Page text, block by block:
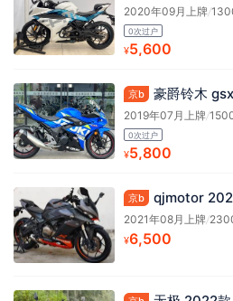
2020年09月上牌/
0次过户
¥5,600
京b 豪爵铃木
2019年07月上牌/
0次过户
¥5,800
京b qjmotor
2021年08月上牌/
¥6,500